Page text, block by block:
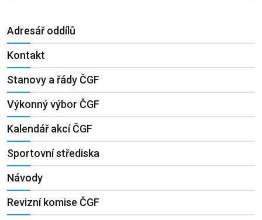
Adresář oddílů
Kontakt
Stanovy a řády ČGF
Výkonný výbor ČGF
Kalendář akcí ČGF
Sportovní střediska
Návody
Revizní komise ČGF